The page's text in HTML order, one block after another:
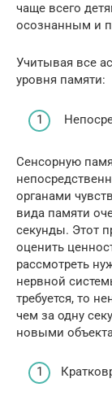
чаще всего
осознанным и
Учитывая все
уровня памяти:
Сенсорную
органами
вида памяти
секунды. Этот
оценить
рассмотреть
нервной
требуется, то
чем за одну
новыми